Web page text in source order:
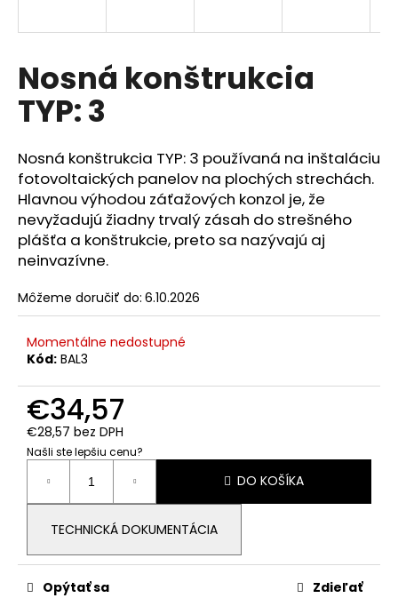
Nosná konštrukcia
TYP: 3
Nosná konštrukcia TYP: 3 používaná na inštaláciu
fotovoltaických panelov na plochých strechách.
Hlavnou výhodou záťažových konzol je, že
nevyžadujú žiadny trvalý zásah do strešného
plášťa a konštrukcie, preto sa nazývajú aj
neinvazívne.
Môžeme doručiť do: 6.10.2026
Momentálne nedostupné
Kód: BAL3
€34,57
€28,57 bez DPH
Našli ste lepšiu cenu?
Jednotková
cena:
DO KOŠÍKA
TECHNICKÁ DOKUMENTÁCIA
Opýtať sa Zdieľať
s
ť
?
HĽADAŤ
d
p
o
ú
č
a
m
e
PYLONTECH
H2
BATÉRIA
(3,55KWH)
FH9637M